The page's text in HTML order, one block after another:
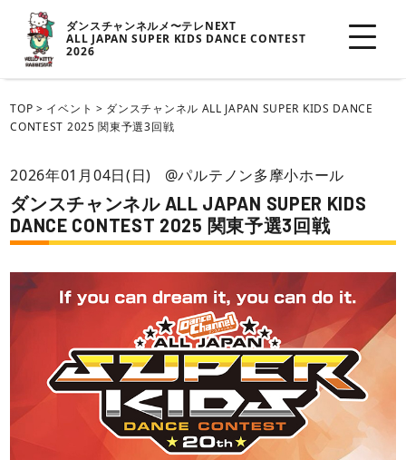
ダンスチャンネルメ〜テレNEXT
ALL JAPAN SUPER KIDS DANCE CONTEST
2026
TOP > イベント > ダンスチャンネル ALL JAPAN SUPER KIDS DANCE
CONTEST 2025 関東予選3回戦
2026年01月04日(日) @パルテノン多摩小ホール
ダンスチャンネル ALL JAPAN SUPER KIDS
DANCE CONTEST 2025 関東予選3回戦